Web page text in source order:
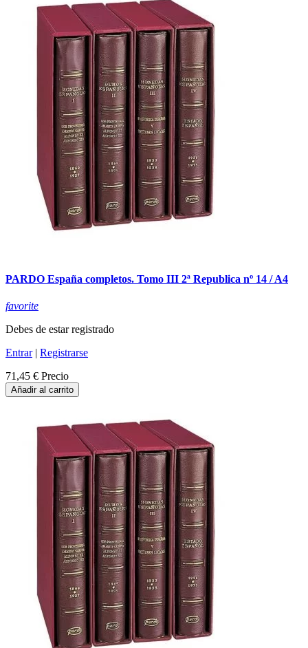
PARDO España completos. Tomo III 2ª Republica nº 14 / A4
favorite
Debes de estar registrado
Entrar| Registrarse
71,45 € Precio
Añadir al carrito